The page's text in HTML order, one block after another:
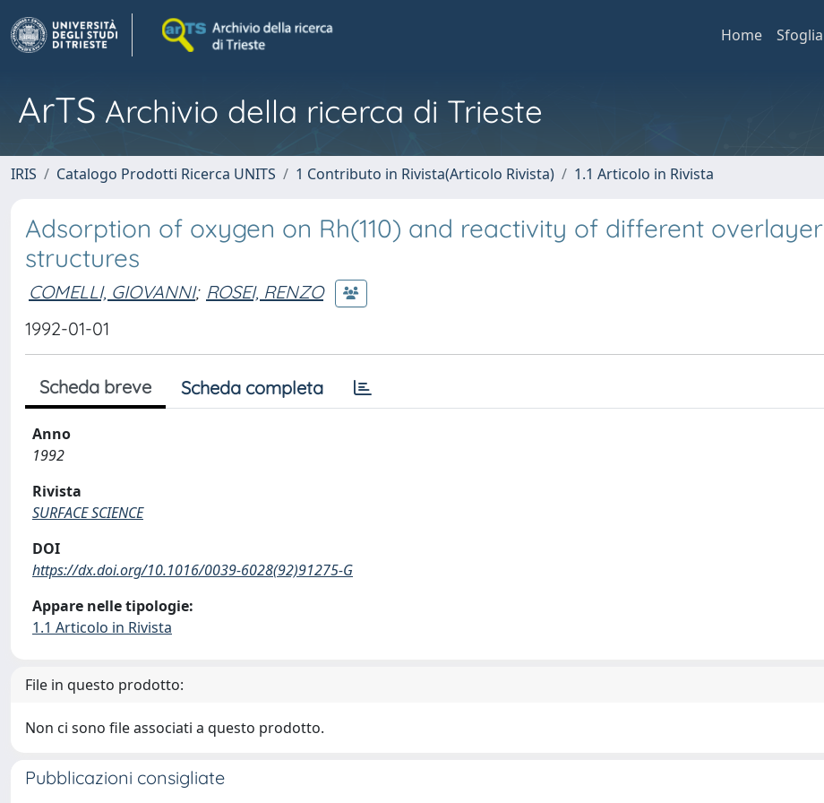
Home Sfoglia
ArTS Archivio della ricerca di Trieste
IRIS Catalogo Prodotti Ricerca UNITS 1 Contributo in Rivista(Articolo Rivista) 1.1 Articolo in Rivista
Adsorption of oxygen on Rh(110) and reactivity of different overlayer
structures
COMELLI, GIOVANNI; ROSEI, RENZO
1992-01-01
Scheda breve Scheda completa
Anno
1992
Rivista
SURFACE SCIENCE
DOI
https://dx.doi.org/10.1016/0039-6028(92)91275-G
Appare nelle tipologie:
1.1 Articolo in Rivista
File in questo prodotto:
Non ci sono file associati a questo prodotto.
Pubblicazioni consigliate